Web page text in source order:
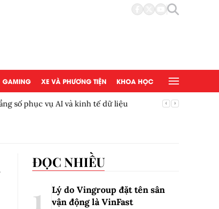
GAMING XE VÀ PHƯƠNG TIỆN KHOA HỌC
số phục vụ AI và kinh tế dữ liệu
ĐỌC NHIỀU
Lý do Vingroup đặt tên sân
vận động là VinFast